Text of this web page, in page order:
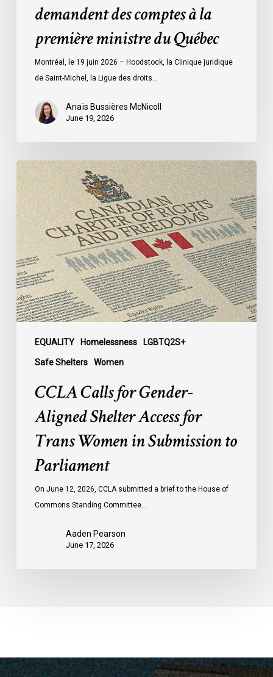
première
ministre
demandent des comptes à la
première ministre du Québec
Montréal, le 19 juin 2026 – Hoodstock, la Clinique juridique
de Saint-Michel, la Ligue des droits…
Anaïs Bussières McNicoll
June 19, 2026
EQUALITY Homelessness LGBTQ2S+
Safe Shelters Women
CCLA
Calls
for
Gender-
Aligned
Shelter
Access
for
Trans
Women
Submission
CCLA Calls for Gender-
Aligned Shelter Access for
Trans Women in Submission to
Parliament
On June 12, 2026, CCLA submitted a brief to the House of
Commons Standing Committee…
Aaden Pearson
June 17, 2026